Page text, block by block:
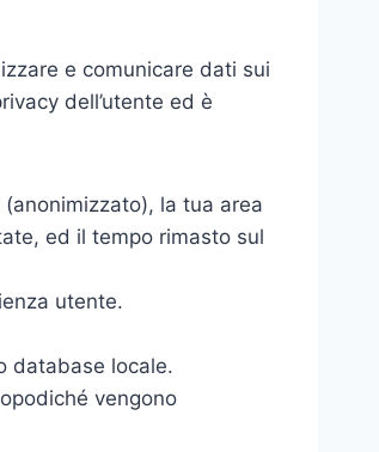
e comunicare dati sui
dell’utente ed è
la tua area
ed il tempo rimasto sul
utente.
database locale.
vengono